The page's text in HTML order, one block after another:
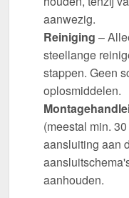
aanwezig.
Reiniging –
steellange
stappen. Geen
oplosmiddelen.
(meestal min.
aansluiting aan
aanhouden.